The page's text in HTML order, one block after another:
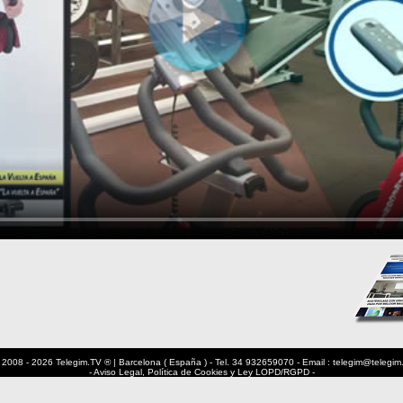
- 2026 Telegim.TV ® | Barcelona ( España ) - Tel. 34 932659070 - Email :
- Aviso Legal, Política de Cookies y Ley LOPD/RGPD -